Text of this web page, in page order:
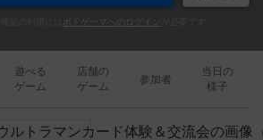
ボドゲーマへのログイン
遊べる
ゲーム
店舗の
ゲーム
参加者
当日の
様子